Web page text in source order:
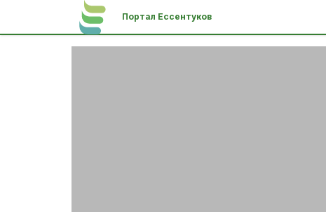
Портал Ессентуков